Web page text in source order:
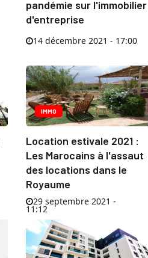
pandémie sur l'immobilier
d'entreprise
14 décembre 2021 - 17:00
IMMO
Location estivale 2021 :
Les Marocains à l'assaut
des locations dans le
Royaume
29 septembre 2021 -
11:12